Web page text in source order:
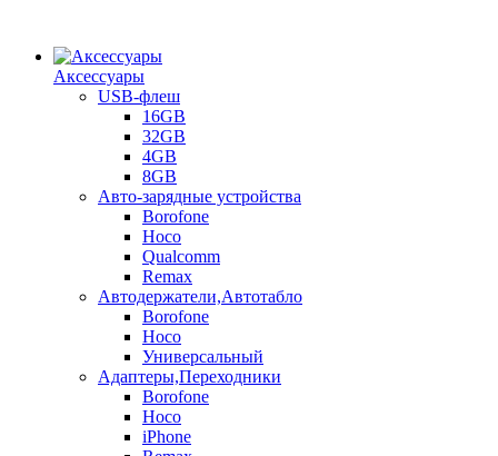
Аксессуары
USB-флеш
16GB
32GB
4GB
8GB
Авто-зарядные устройства
Borofone
Hoco
Qualcomm
Remax
Автодержатели,Автотабло
Borofone
Hoco
Универсальный
Адаптеры,Переходники
Borofone
Hoco
iPhone